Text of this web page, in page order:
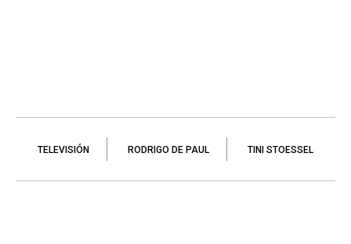
TELEVISIÓN RODRIGO DE PAUL TINI STOESSEL